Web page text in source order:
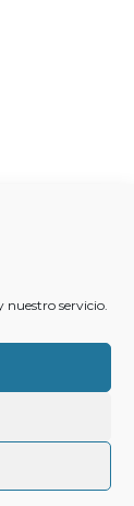
servicio.